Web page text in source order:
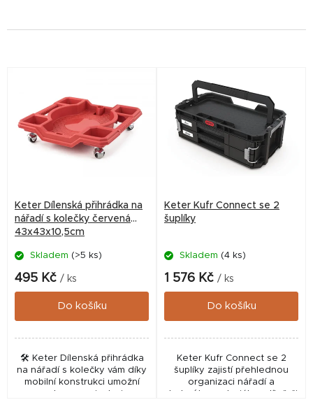
o
d
Keter Dílenská přihrádka na
nářadí s kolečky červená
43x43x10,5cm
Skladem (>5 ks)
495 Kč / ks
Do košíku
🛠️ Keter Dílenská přihrádka
na nářadí s kolečky vám díky
mobilní konstrukci umožní
snadnou manipulaci s
Keter Kufr Connect se 2
šuplíky
Skladem (4 ks)
1 576 Kč / ks
Do košíku
Keter Kufr Connect se 2
šuplíky zajistí přehlednou
organizaci nářadí a
drobného materiálu v dílně či